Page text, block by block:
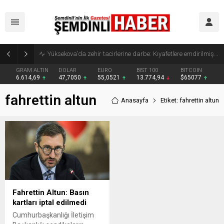
Yüksekova’da zehir tacirlerine darbe: Kıyafetlere emdirilmiş 13 kilo metamfetamin ele geçirildi
GRAM ALTIN
6.614,69
DOLAR
47,7050
EURO
55,0521
BIST 100
13.774,94
BITCOIN
$65077
fahrettin altun Anasayfa Etiket: fahrettin altun
Fahrettin Altun: Basın
kartları iptal edilmedi
Cumhurbaşkanlığı İletişim